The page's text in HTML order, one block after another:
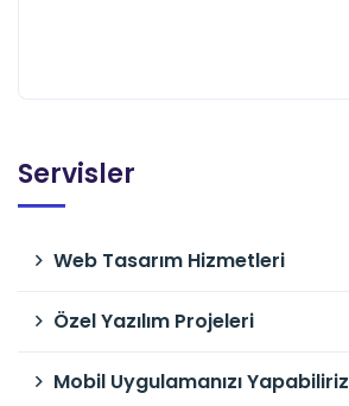
Servisler
Web Tasarım Hizmetleri
Özel Yazılım Projeleri
Mobil Uygulamanızı Yapabiliriz